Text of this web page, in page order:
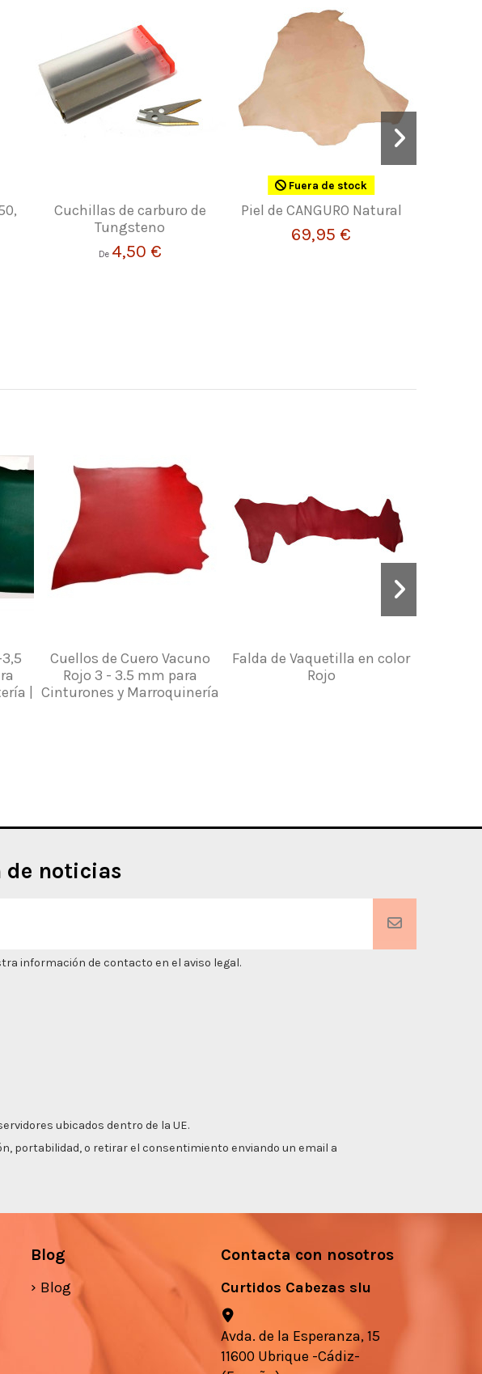
Cuchillas de carburo de
Tungsteno
De 4,50 €
Fuera de stock
Piel de CANGURO Natural
69,95 €
|
Cuellos de Cuero Vacuno
Rojo 3 - 3.5 mm para
Cinturones y Marroquinería
Falda de Vaquetilla en color
Rojo
de noticias
información de contacto en el aviso legal.
ubicados dentro de la UE.
portabilidad, o retirar el consentimiento enviando un email a
Blog
Blog
Contacta con nosotros
Curtidos Cabezas slu
Avda. de la Esperanza, 15
11600 Ubrique -Cádiz-